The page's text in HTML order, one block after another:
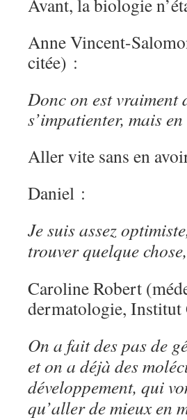
Avant, la biologie
Anne Vincent-
citée) :
Donc on est vraiment
s’impatienter, mais
Aller vite sans en
Daniel :
Je suis assez
trouver quelque
Caroline Robert
dermatologie, Institut
On a fait des pas de
et on a déjà des
développement, qui
qu’aller de mieux en